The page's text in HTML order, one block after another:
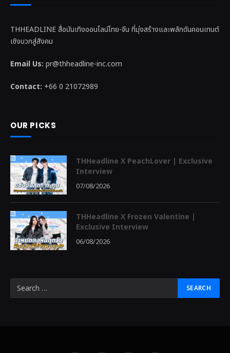
THHEADLINE สื่อบันเทิงออนไลน์ไทย-จีน ที่มุ่งสร้างและพลักดันคอนเทนต์
เชิงบวกสู่สังคม
Email Us: pr@thheadline-inc.com
Contact: +66 0 21072989
OUR PICKS
THHeadline X PeachLover | Exclusive
Interview
07/08/2026
THHeadline X Frozen Valentine |
Exclusive Interview
06/08/2026